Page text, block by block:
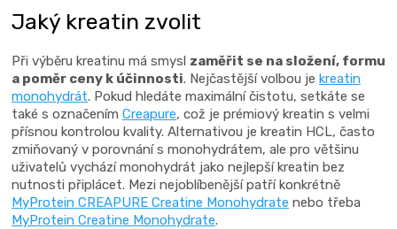
v
k
y
v
ý
p
i
s
u
Jaký kreatin zvolit
Při výběru kreatinu má smysl zaměřit se na složení, formu
a poměr ceny k účinnosti. Nejčastější volbou je kreatin
monohydrát. Pokud hledáte maximální čistotu, setkáte se
také s označením Creapure, což je prémiový kreatin s velmi
přísnou kontrolou kvality. Alternativou je kreatin HCL, často
zmiňovaný v porovnání s monohydrátem, ale pro většinu
uživatelů vychází monohydrát jako nejlepší kreatin bez
nutnosti připlácet. Mezi nejoblíbenější patří konkrétně
MyProtein CREAPURE Creatine Monohydrate nebo třeba
MyProtein Creatine Monohydrate.